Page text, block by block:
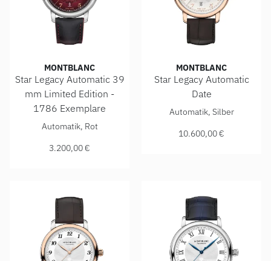
MONTBLANC
Star Legacy Automatic 39
mm Limited Edition -
1786 Exemplare
Montblanc Star Legacy Automatic 39 mm Limited Edition
Automatik, Rot
3.200,00 €
MONTBLANC
Star Legacy Automatic
Date
Montblanc Star Legacy
Automatik, Silber
10.600,00 €